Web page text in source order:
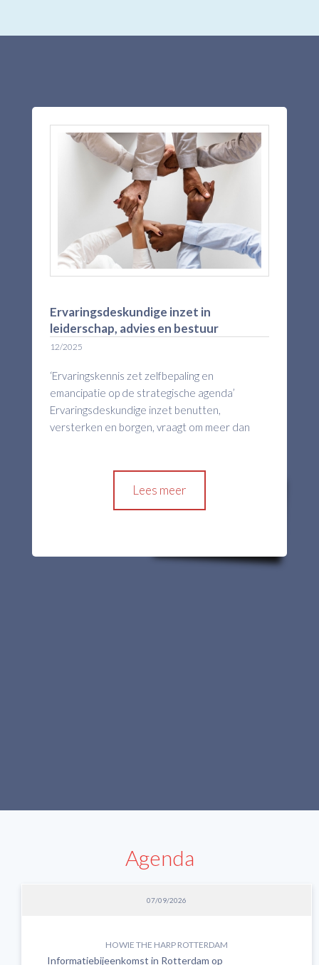
Ervaringsdeskundige inzet in
leiderschap, advies en bestuur
12/2025
‘Ervaringskennis zet zelfbepaling en
emancipatie op de strategische agenda’
Ervaringsdeskundige inzet benutten,
versterken en borgen, vraagt om meer dan
met Hans Hoogerdijk, hoofddocent bij Howie
the Harp, opleider in ervaringsdeskundigheid,
advies en bestuur, een samenwerking tussen
Lees meer
Agenda
07/09/2026
HOWIE THE HARP ROTTERDAM
Informatiebijeenkomst in Rotterdam op